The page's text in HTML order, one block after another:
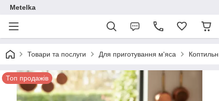
Metelka
Товари та послуги Для приготування м'яса
Топ продажів